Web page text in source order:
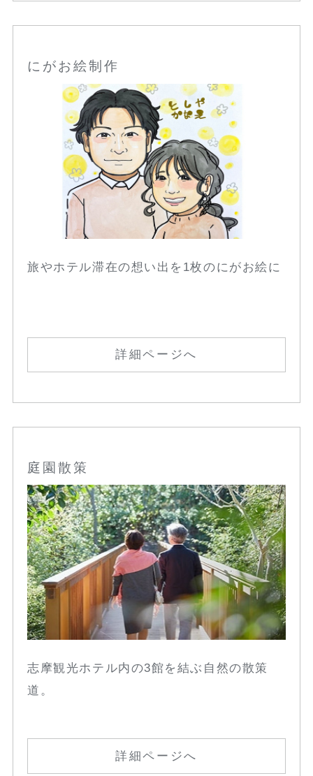
にがお絵制作
旅やホテル滞在の想い出を1枚のにがお絵に
詳細ページへ
庭園散策
志摩観光ホテル内の3館を結ぶ自然の散策
道。
詳細ページへ